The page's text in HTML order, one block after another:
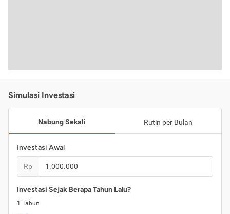
Simulasi Investasi
Nabung Sekali Rutin per Bulan
Investasi Awal
Rp
Investasi Sejak Berapa Tahun Lalu?
1 Tahun